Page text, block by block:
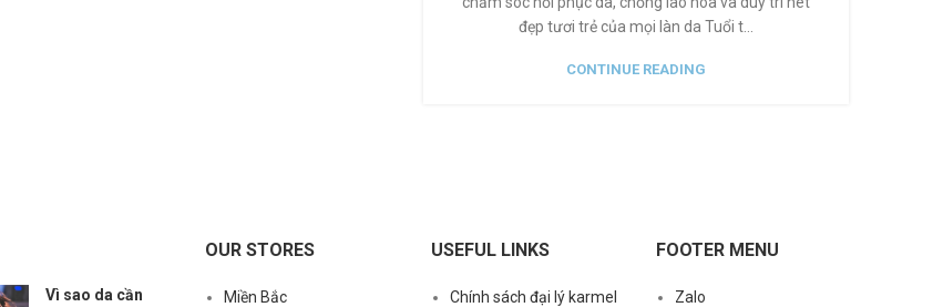
đẹp tươi trẻ của mọi làn da Tuổi t...
CONTINUE READING
Vì sao da cần
OUR STORES
Miền Bắc
USEFUL LINKS
Chính sách đại lý karmel
FOOTER MENU
Zalo